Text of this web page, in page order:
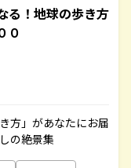
る！地球の歩き方
０
方」があなたにお届
の絶景集